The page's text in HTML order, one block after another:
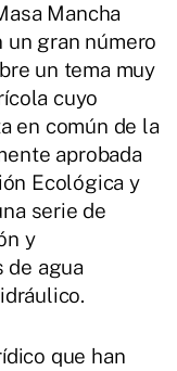
Mancha
un gran número
un tema muy
cuyo
en común de la
aprobada
Ecológica y
serie de
y
de agua
que han